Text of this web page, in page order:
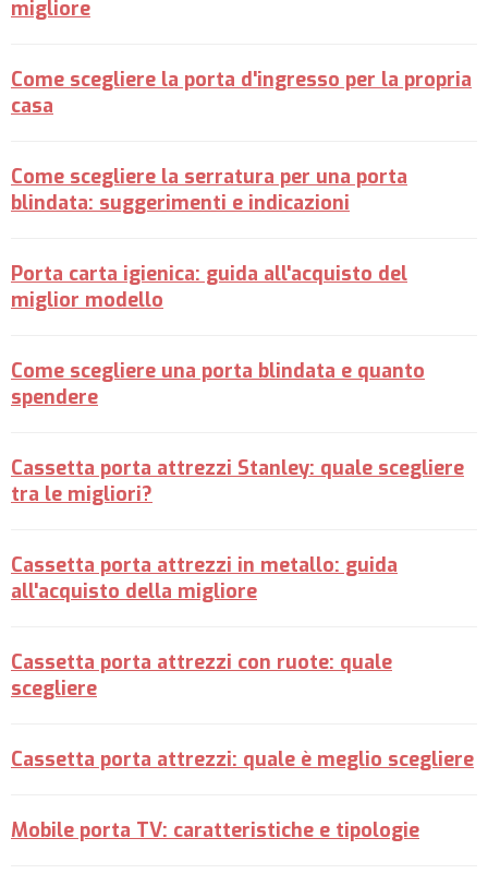
migliore
Come scegliere la porta d'ingresso per la propria
casa
Come scegliere la serratura per una porta
blindata: suggerimenti e indicazioni
Porta carta igienica: guida all'acquisto del
miglior modello
Come scegliere una porta blindata e quanto
spendere
Cassetta porta attrezzi Stanley: quale scegliere
tra le migliori?
Cassetta porta attrezzi in metallo: guida
all'acquisto della migliore
Cassetta porta attrezzi con ruote: quale
scegliere
Cassetta porta attrezzi: quale è meglio scegliere
Mobile porta TV: caratteristiche e tipologie